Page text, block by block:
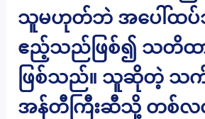
သူမဟုတ်ဘဲ အပေါ်ထ
ဧည့်သည်ဖြစ်၍ သတိထား
ဖြစ်သည်။ သူဆိုတဲ့ သ
အန်တီကြီးဆီသို့ တစ်လ